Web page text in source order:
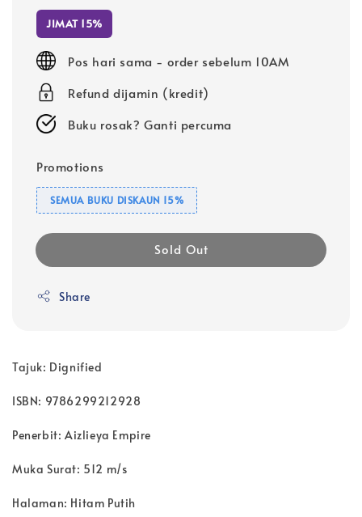
price
JIMAT 15%
Pos hari sama - order sebelum 10AM
Refund dijamin (kredit)
Buku rosak? Ganti percuma
Promotions
SEMUA BUKU DISKAUN 15%
Sold Out
Share
Tajuk: Dignified
ISBN: 9786299212928
Penerbit: Aizlieya Empire
Muka Surat: 512 m/s
Halaman: Hitam Putih